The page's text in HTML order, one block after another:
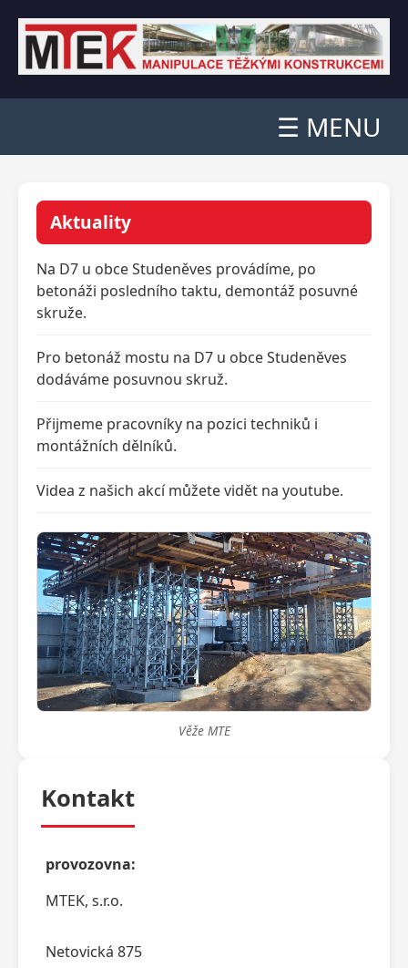
☰ MENU
Aktuality
Na D7 u obce Studeněves provádíme, po
betonáži posledního taktu, demontáž posuvné
skruže.
Pro betonáž mostu na D7 u obce Studeněves
dodáváme posuvnou skruž.
Přijmeme pracovníky na pozici techniků i
montážních dělníků.
Videa z našich akcí můžete vidět na youtube.
Věže MTE
Kontakt
provozovna:
MTEK, s.r.o.
Netovická 875